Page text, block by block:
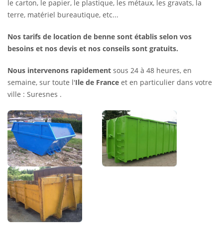
le carton, le papier, le plastique, les métaux, les gravats, la
terre, matériel bureautique, etc...
Nos tarifs de location de benne sont établis selon vos
besoins et nos devis et nos conseils sont gratuits.
Nous intervenons rapidement sous 24 à 48 heures, en
semaine, sur toute l'Ile de France et en particulier dans votre
ville : Suresnes .